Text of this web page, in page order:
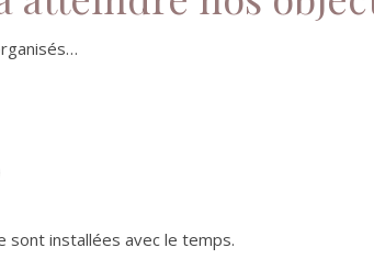
sont installées avec le temps.